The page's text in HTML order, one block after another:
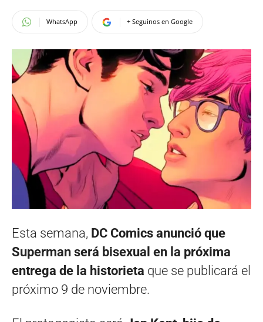
WhatsApp + Seguinos en Google
Esta semana, DC Comics anunció que
Superman será bisexual en la próxima
entrega de la historieta que se publicará el
próximo 9 de noviembre.